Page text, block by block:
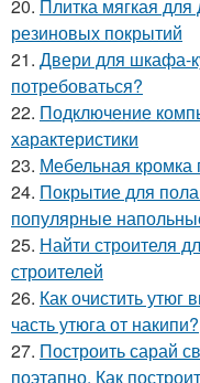
20. Плитка мягкая
резиновых покрытий
21. Двери для шкафа-
потребоваться?
22. Подключение
характеристики
23. Мебельная
24. Покрытие для
популярные
25. Найти строителя
строителей
26. Как очистить утюг
часть утюга от накипи?
27. Построить сарай
поэтапно. Как